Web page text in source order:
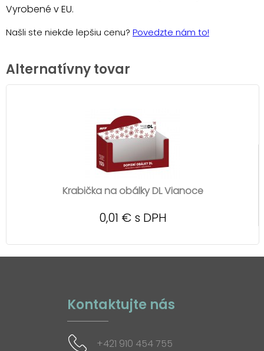
Vyrobené v EU.
Našli ste niekde lepšiu cenu? Povedzte nám to!
Alternatívny tovar
Krabička na obálky DL Vianoce
0,01 € s DPH
Kontaktujte nás
+421 910 454 755